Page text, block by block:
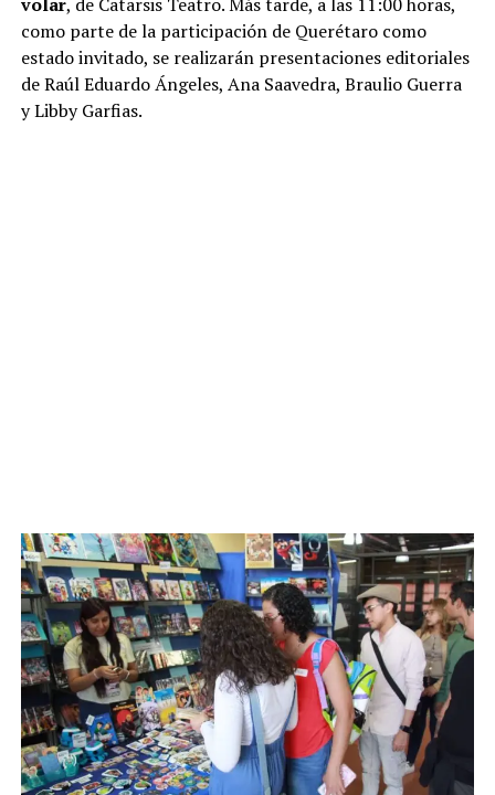
como parte de la participación de Querétaro como
estado invitado, se realizarán presentaciones editoriales
de Raúl Eduardo Ángeles, Ana Saavedra, Braulio Guerra
y Libby Garfias.